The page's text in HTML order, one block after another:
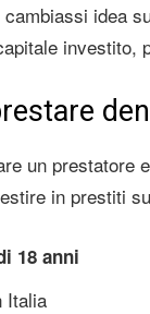
idea
investito,
un prestatore
in prestiti
18 anni
Italia